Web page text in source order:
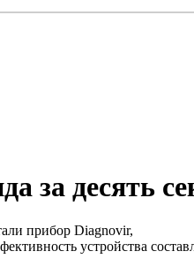
за десять
прибор Diagnovir,
устройства